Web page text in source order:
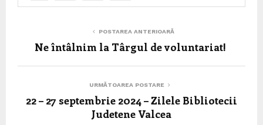
POSTAREA ANTERIOARĂ
Ne întâlnim la Târgul de voluntariat!
URMĂTOAREA POSTARE
22 – 27 septembrie 2024 – Zilele Bibliotecii
Judetene Valcea